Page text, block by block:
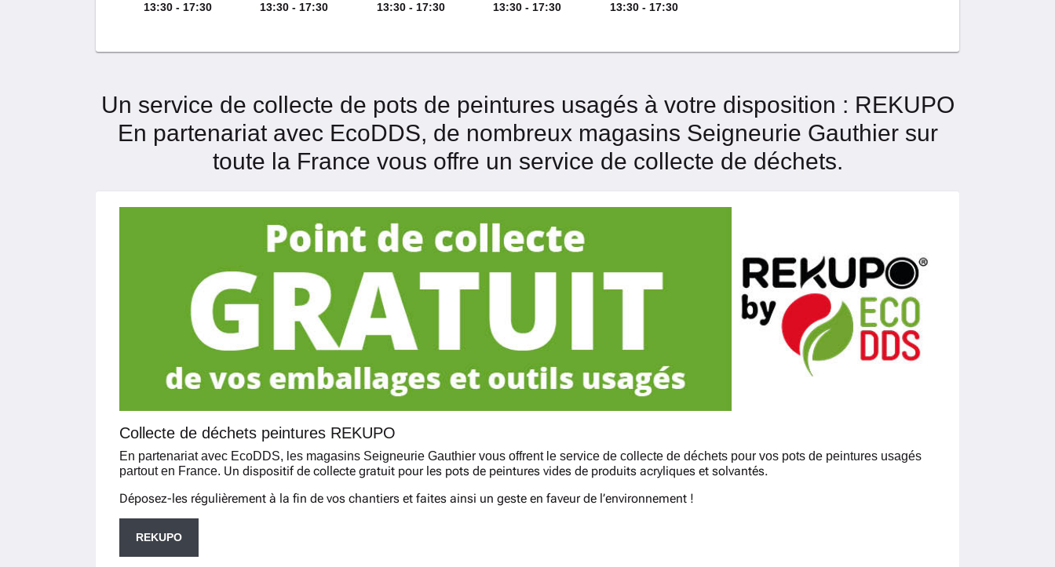
13:30 - 17:30
13:30 - 17:30
13:30 - 17:30
13:30 - 17:30
13:30 - 17:30
Un service de collecte de pots de peintures usagés à votre disposition : REKUPO
En partenariat avec EcoDDS, de nombreux magasins Seigneurie Gauthier sur
toute la France vous offre un service de collecte de déchets.
Collecte de déchets peintures REKUPO
En partenariat avec EcoDDS, les magasins Seigneurie Gauthier vous offrent le service de collecte de déchets pour vos pots de peintures usagés
partout en France. Un dispositif de collecte gratuit pour les pots de peintures vides de produits acryliques et solvantés.
Déposez-les régulièrement à la fin de vos chantiers et faites ainsi un geste en faveur de l’environnement !
REKUPO